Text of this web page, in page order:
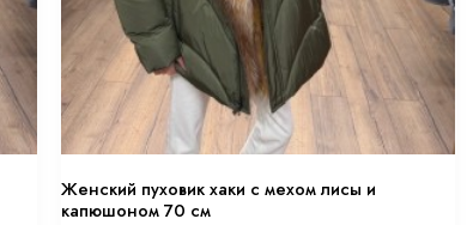
Женский пуховик хаки с мехом лисы и
капюшоном 70 см